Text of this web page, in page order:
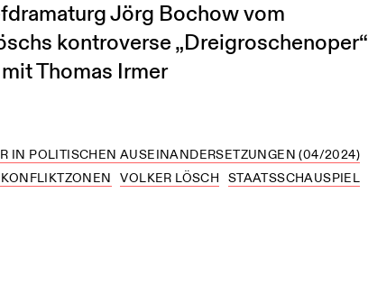
Jörg Bochow vom
kontroverse „Dreigroschenoper“
Thomas Irmer
IN POLITISCHEN AUSEINANDERSETZUNGEN (04/2024)
VOLKER LÖSCH
STAATSSCHAUSPIEL